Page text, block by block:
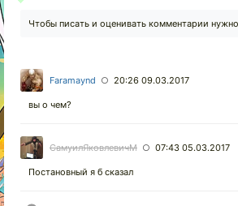
Чтобы писать и оценивать комментарии нужно
Faramaynd ○ 20:26 09.03.2017
вы о чем?
СамуилЯковлевичМ ○ 07:43 05.03.2017
Постановный я б сказал